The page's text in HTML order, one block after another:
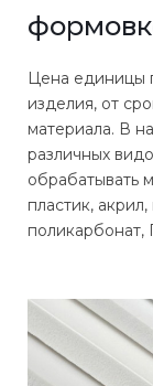
Цена единицы
изделия, от
материала. В
различных
обрабатывать
пластик,
поликарбонат,